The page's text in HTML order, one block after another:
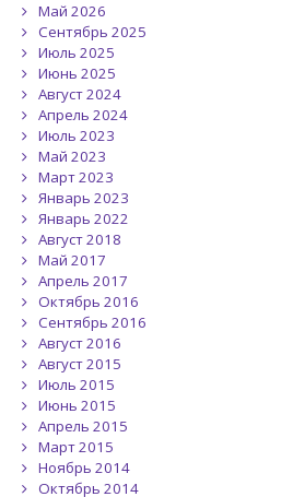
Май 2026
Сентябрь 2025
Июль 2025
Июнь 2025
Август 2024
Апрель 2024
Июль 2023
Май 2023
Март 2023
Январь 2023
Январь 2022
Август 2018
Май 2017
Апрель 2017
Октябрь 2016
Сентябрь 2016
Август 2016
Август 2015
Июль 2015
Июнь 2015
Апрель 2015
Март 2015
Ноябрь 2014
Октябрь 2014